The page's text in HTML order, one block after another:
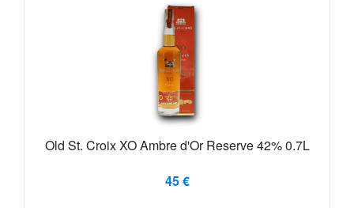
Old St. Croix XO Ambre d'Or Reserve 42% 0.7L
45 €